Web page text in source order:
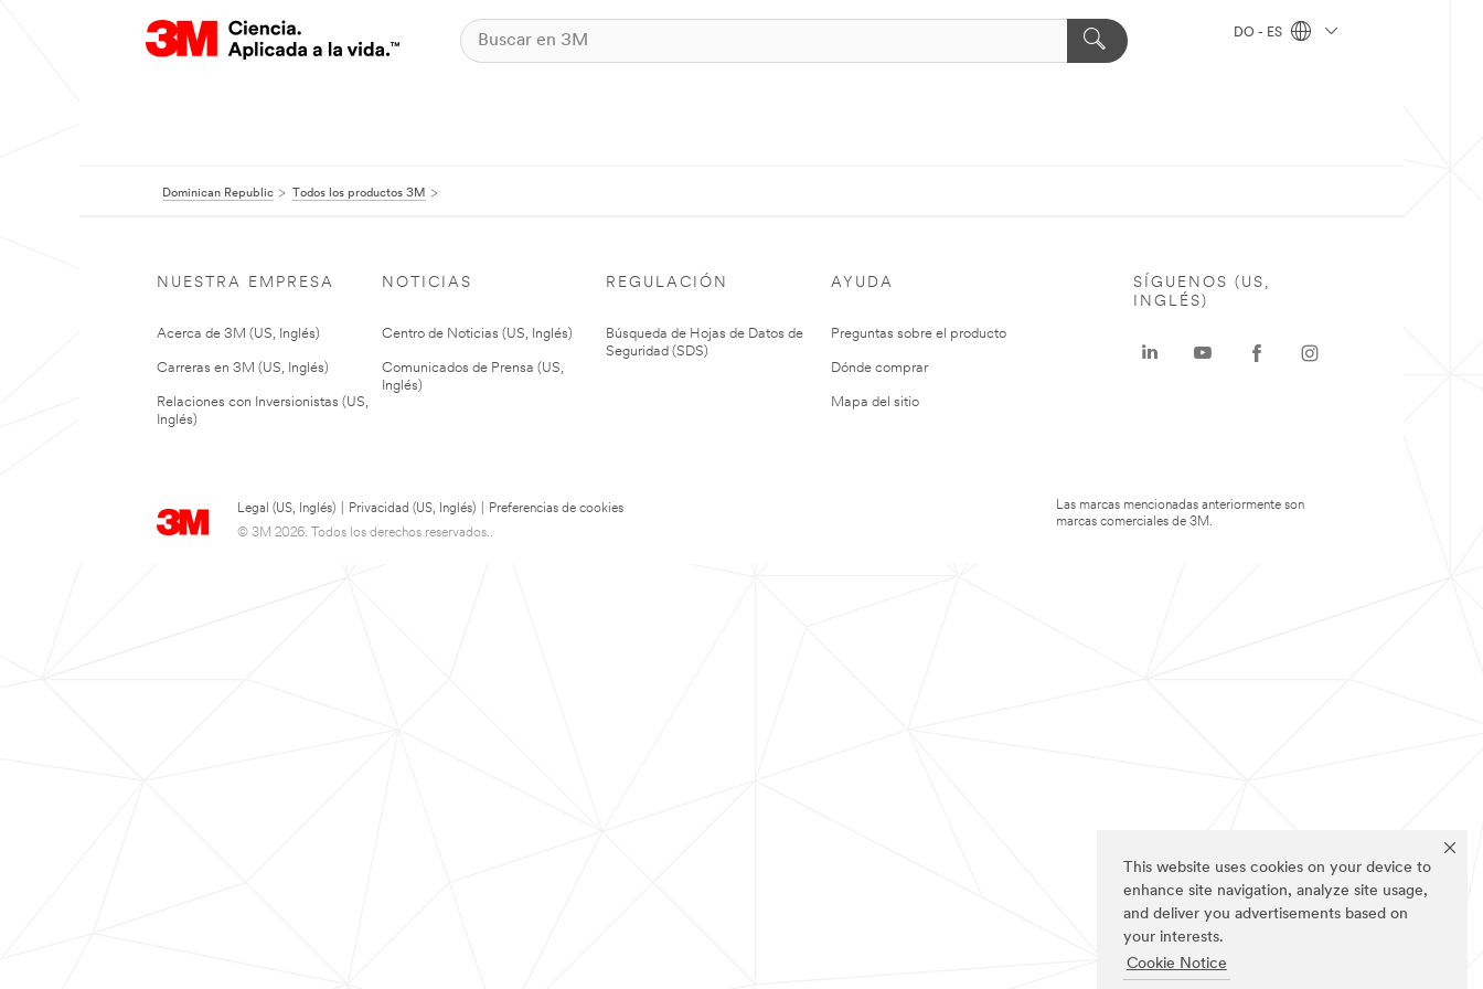
This website uses cookies on your device to
enhance site navigation, analyze site usage,
and deliver you advertisements based on
your interests.
Cookie Notice
DO - ES
Dominican Republic Todos los productos 3M
NUESTRA EMPRESA
Acerca de 3M (US, Inglés)
Carreras en 3M (US, Inglés)
Relaciones con Inversionistas (US,
Inglés)
NOTICIAS
Centro de Noticias (US, Inglés)
Comunicados de Prensa (US,
Inglés)
REGULACIÓN
Búsqueda de Hojas de Datos de
Seguridad (SDS)
AYUDA
Preguntas sobre el producto
Dónde comprar
Mapa del sitio
Legal (US, Inglés) Privacidad (US, Inglés)
Preferencias de cookies
© 3M 2026. Todos los derechos reservados..
SÍGUENOS (US,
INGLÉS)
Las marcas mencionadas anteriormente son
marcas comerciales de 3M.